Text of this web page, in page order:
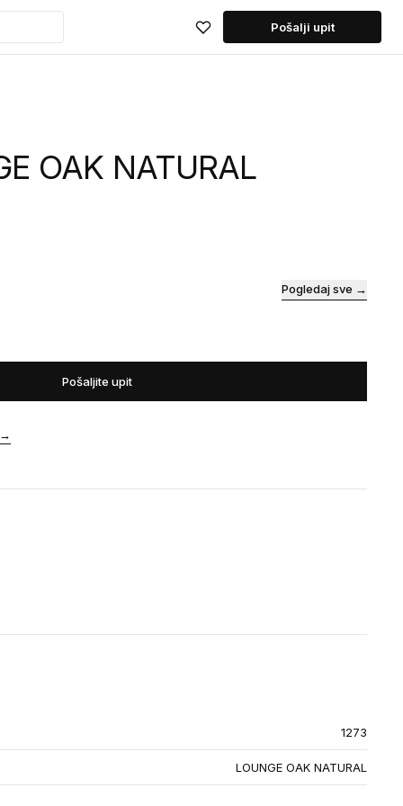
Pošalji upit
OAK NATURAL
Pogledaj sve →
Pošaljite upit
1273
LOUNGE OAK NATURAL